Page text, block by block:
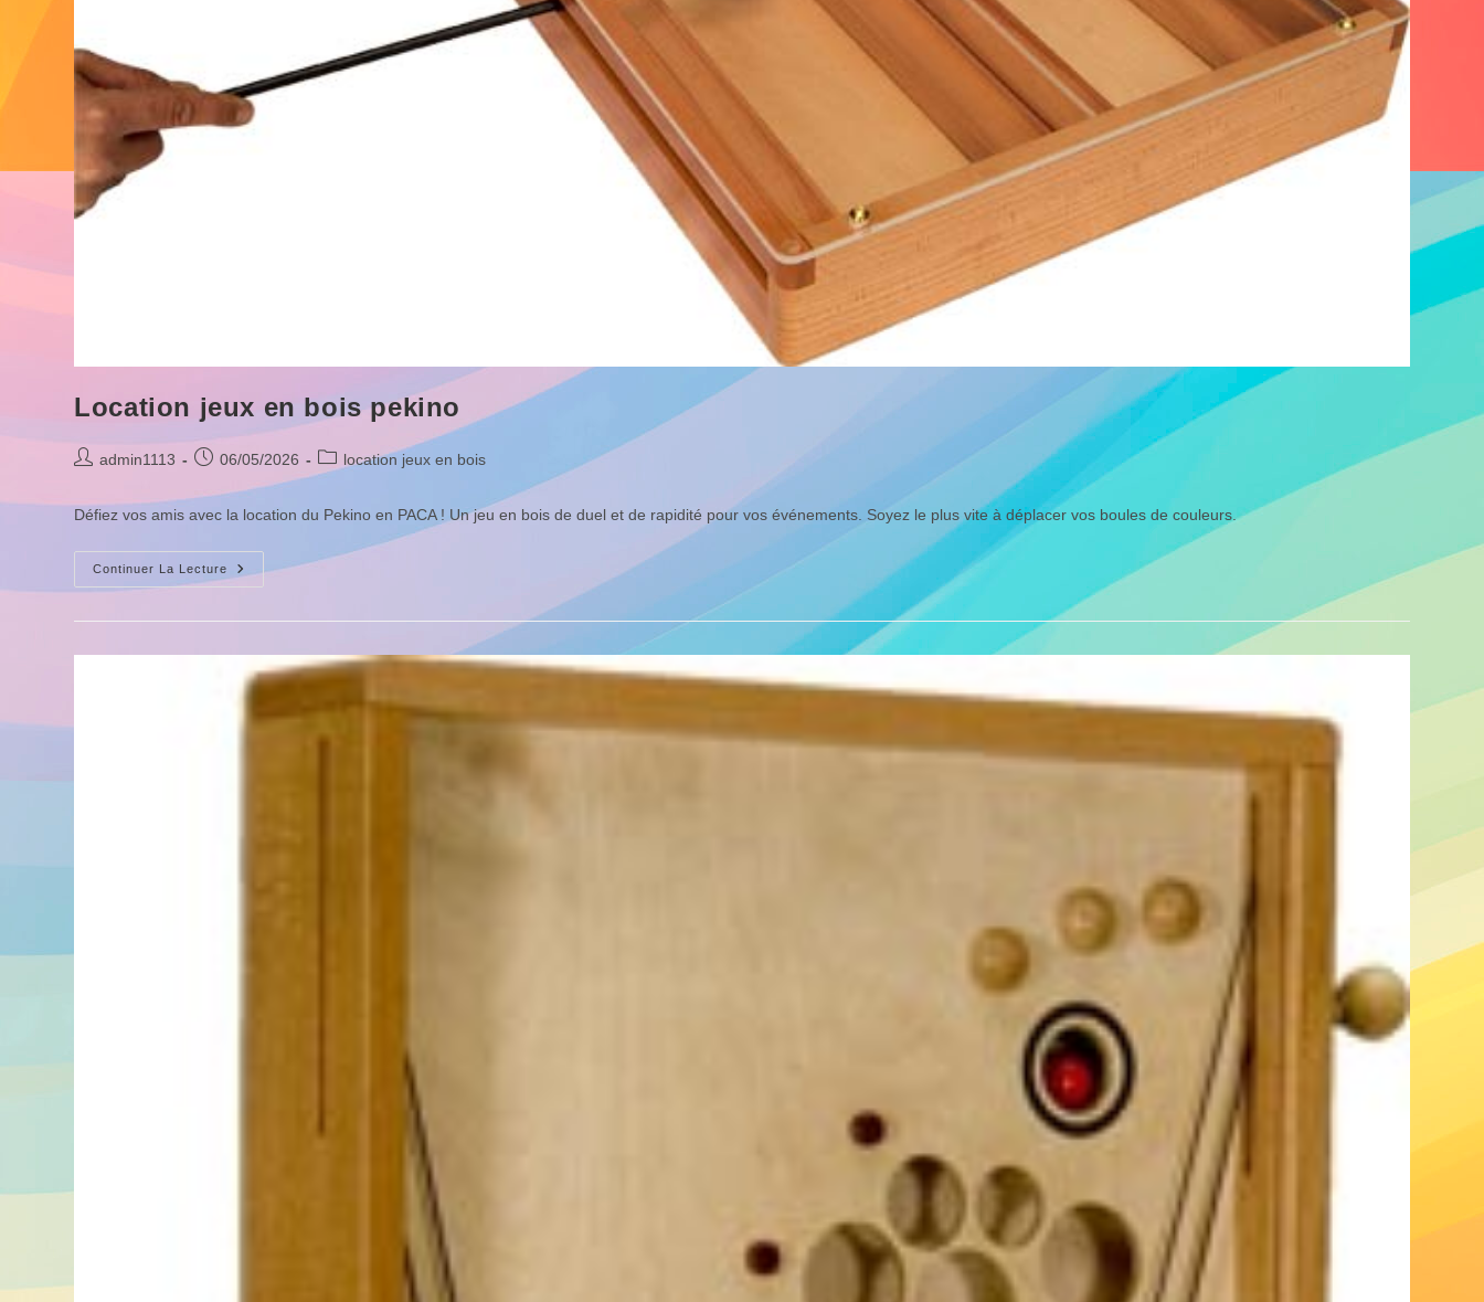
Location jeux en bois pekino
Auteur/autrice
la
admin1113
Publication
06/05/2026
Post
category:
location jeux en bois
Défiez vos amis avec la location du Pekino en PACA ! Un jeu en bois de duel et de rapidité pour vos événements. Soyez le plus vite à déplacer vos boules de couleurs.
Continuer La Lecture
Location
Jeux
Bois